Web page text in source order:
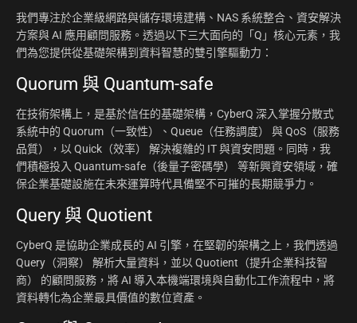
我們專注於企業級網路與儲存環境建構、NAS 系統整合、資安解決
方案與 AI 應用顧問服務。透過以下三大面向的「Q」核心元素，我
們為您提供從基礎架構到資料智慧的雙引擎驅動力：
Quorum 與 Quantum-safe
在技術架構上，是基於信任的基礎架構，CyberQ 深入掌握分散式
系統中的 Quorum（一致性）、Queue（任務調度） 與 QoS（服務
品質），以 Quick（效率） 解決複雜的 IT 與資安問題。同時，我
們積極投入 Quantum-safe（後量子密碼學） 等新興資安領域，確
保企業基礎設施在未來運算時代具備堅不可摧的長期競爭力。
Query 與 Quotient
CyberQ 是協助企業成長的 AI 引擎，在堅韌的架構之上，我們透過
Query（洞察） 解析大量資料，並以 Quotient（提升企業科技智
商） 的顧問服務，將 AI 導入本機端環境與自動化工作流程中，將
資料轉化為企業最具價值的數位資產。